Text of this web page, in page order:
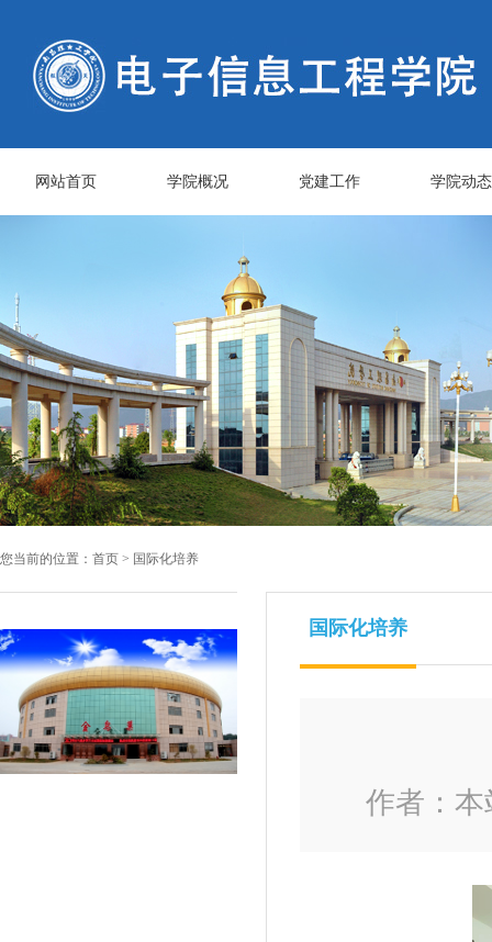
网站首页 学院概况 党建工作 学院动态
您当前的位置： 首页 > 国际化培养
国际化培养
作者：